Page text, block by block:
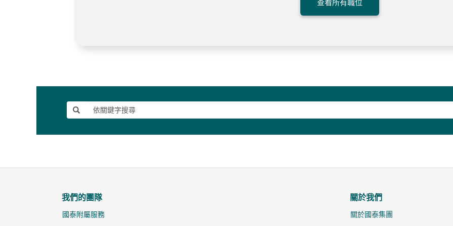
查看所有職位
我們的團隊
國泰附屬服務
關於我們
關於國泰集團